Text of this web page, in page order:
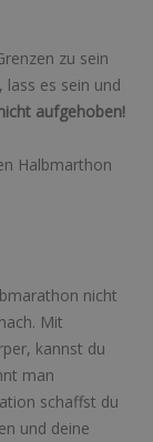
zu sein
es sein und
aufgehoben!
Halbmarthon
nicht
Mit
kannst du
man
schaffst du
und deine